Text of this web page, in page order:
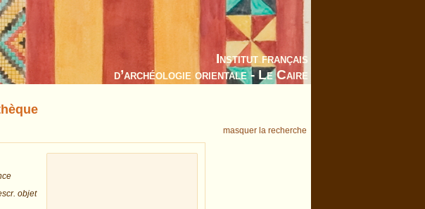
Institut français
d’archéologie orientale - Le Caire
masquer la recherche
objet